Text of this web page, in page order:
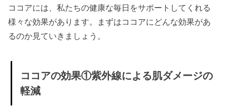
の効果
②血流
促進、
を解消
ココアには、私たちの健康な毎日をサポートしてくれる
様々な効果があります。まずはココアにどんな効果があ
るのか見ていきましょう。
ココアの効果①紫外線による肌ダメージの
軽減